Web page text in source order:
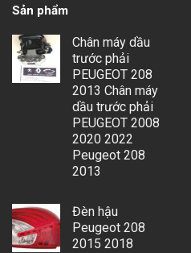
Sản phẩm
Chân máy dầu
trước phải
PEUGEOT 208
2013 Chân máy
dầu trước phải
PEUGEOT 2008
2020 2022
Peugeot 208
2013
Đèn hậu
Peugeot 208
2015 2018